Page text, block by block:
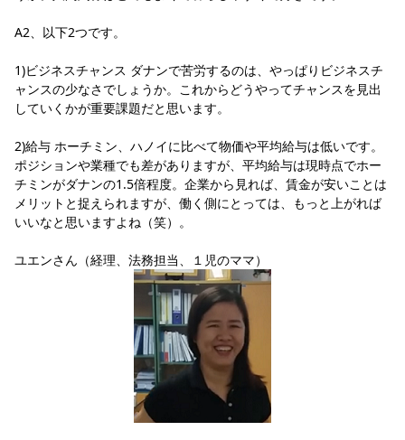
A2、以下2つです。
1)ビジネスチャンス ダナンで苦労するのは、やっぱりビジネスチ
ャンスの少なさでしょうか。これからどうやってチャンスを見出
していくかが重要課題だと思います。
2)給与 ホーチミン、ハノイに比べて物価や平均給与は低いです。
ポジションや業種でも差がありますが、平均給与は現時点でホー
チミンがダナンの1.5倍程度。企業から見れば、賃金が安いことは
メリットと捉えられますが、働く側にとっては、もっと上がれば
いいなと思いますよね（笑）。
ユエンさん（経理、法務担当、１児のママ）